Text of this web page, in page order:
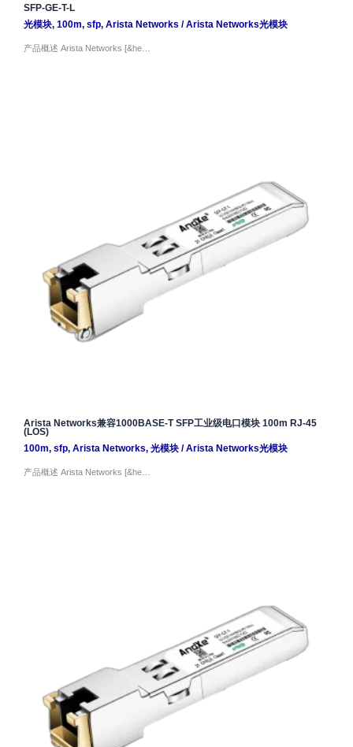
SFP-GE-T-L
光模块, 100m, sfp, Arista Networks /Arista Networks光模块
产品概述 Arista Networks [&he…
Arista Networks兼容1000BASE-T SFP工业级电口模块 100m RJ-45
(LOS)
100m, sfp, Arista Networks, 光模块/Arista Networks光模块
产品概述 Arista Networks [&he…